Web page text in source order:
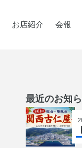
お店紹介 会報
最近のお知